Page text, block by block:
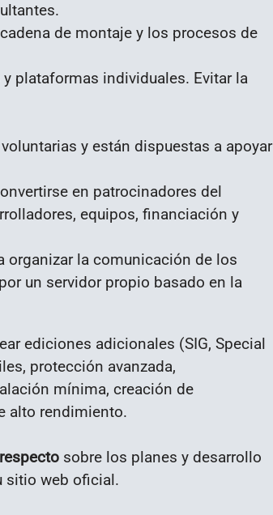
de montaje y los procesos de
plataformas individuales. Evitar la
y están dispuestas a apoyar
en patrocinadores del
equipos, financiación y
organizar la comunicación de los
un servidor propio basado en la
ediciones adicionales (SIG, Special
protección avanzada,
mínima, creación de
alto rendimiento.
sobre los planes y desarrollo
sitio web oficial.